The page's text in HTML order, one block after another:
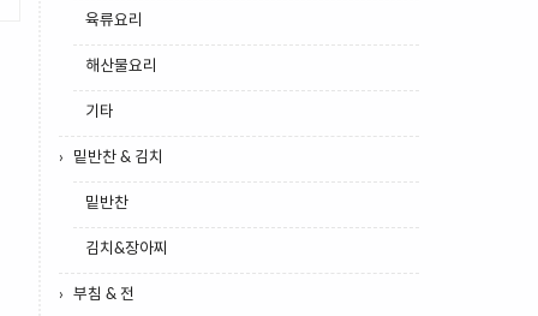
육류요리
해산물요리
기타
밑반찬 & 김치
밑반찬
김치&장아찌
부침 & 전